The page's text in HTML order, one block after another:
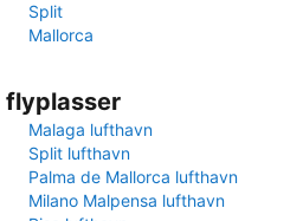
Split
Mallorca
flyplasser
Malaga lufthavn
Split lufthavn
Palma de Mallorca lufthavn
Milano Malpensa lufthavn